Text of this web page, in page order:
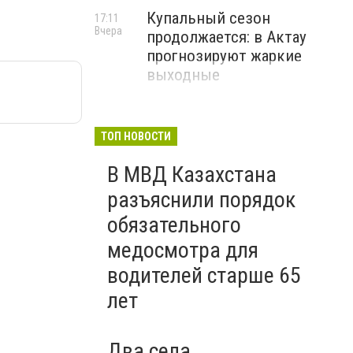
Купальный сезон
продолжается: в Актау
прогнозируют жаркие
выходные
17:11
Вчера
ТОП НОВОСТИ
В МВД Казахстана
разъяснили порядок
обязательного
медосмотра для
водителей старше 65
лет